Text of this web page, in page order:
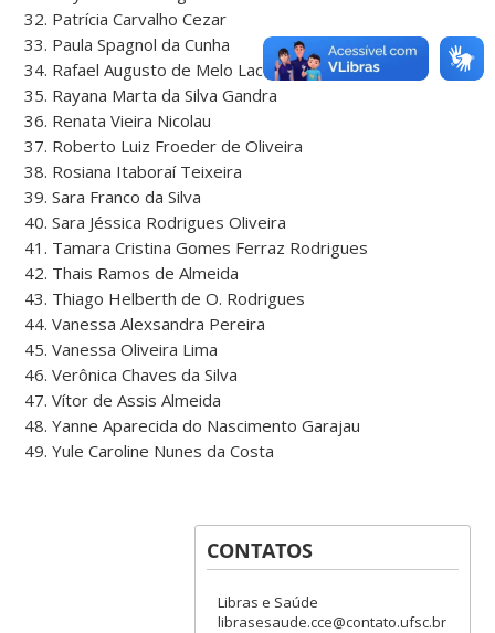
32. Patrícia Carvalho Cezar
33. Paula Spagnol da Cunha
34. Rafael Augusto de Melo Lacerda
35. Rayana Marta da Silva Gandra
36. Renata Vieira Nicolau
37. Roberto Luiz Froeder de Oliveira
38. Rosiana Itaboraí Teixeira
39. Sara Franco da Silva
40. Sara Jéssica Rodrigues Oliveira
41. Tamara Cristina Gomes Ferraz Rodrigues
42. Thais Ramos de Almeida
43. Thiago Helberth de O. Rodrigues
44. Vanessa Alexsandra Pereira
45. Vanessa Oliveira Lima
46. Verônica Chaves da Silva
47. Vítor de Assis Almeida
48. Yanne Aparecida do Nascimento Garajau
49. Yule Caroline Nunes da Costa
CONTATOS
Libras e Saúde
librasesaude.cce@contato.ufsc.br